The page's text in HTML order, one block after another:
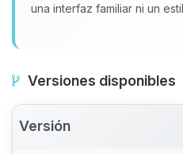
una interfaz familiar ni un
Versiones disponibles
Versión